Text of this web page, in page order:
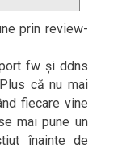
prin review-
fw și ddns
că nu mai
fiecare vine
mai pune un
înainte de